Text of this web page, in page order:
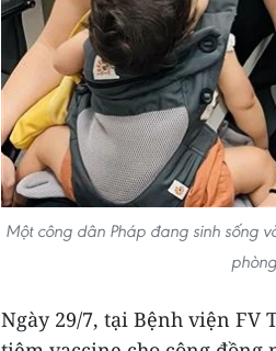
Một công dân Pháp đang sinh sống
Ngày 29/7, tại Bệnh viện FV